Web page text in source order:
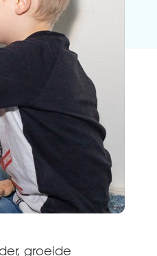
groeide